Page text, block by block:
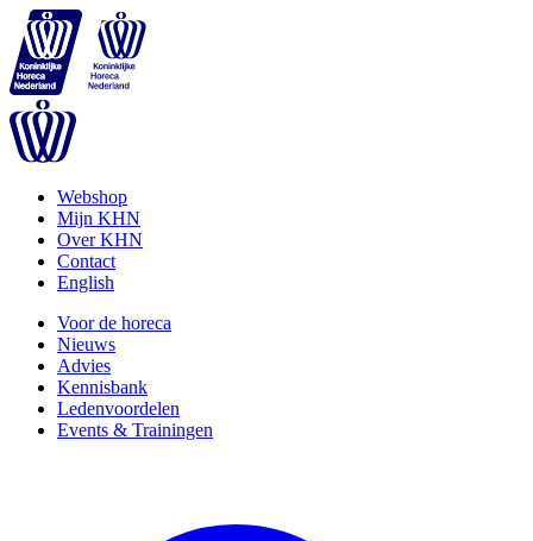
Webshop
Mijn KHN
Over KHN
Contact
English
Voor de horeca
Nieuws
Advies
Kennisbank
Ledenvoordelen
Events & Trainingen